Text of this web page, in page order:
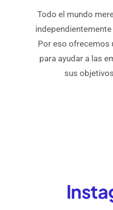
Todo el mundo
Por eso ofrecemos
para ayudar a las
sus